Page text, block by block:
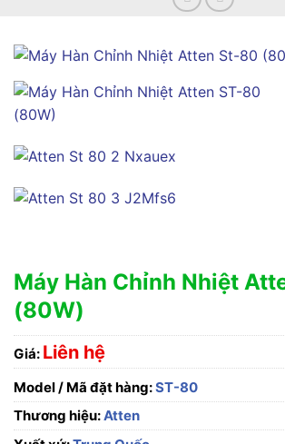
Máy Hàn Chỉnh Nhiệt
(80W)
Giá: Liên hệ
Model / Mã đặt hàng:ST-80
Thương hiệu:Atten